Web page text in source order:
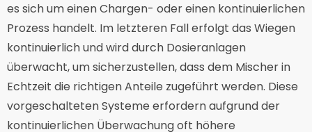
es sich um einen Chargen- oder einen kontinuierlichen
Prozess handelt. Im letzteren Fall erfolgt das Wiegen
kontinuierlich und wird durch Dosieranlagen
überwacht, um sicherzustellen, dass dem Mischer in
Echtzeit die richtigen Anteile zugeführt werden. Diese
vorgeschalteten Systeme erfordern aufgrund der
kontinuierlichen Überwachung oft höhere